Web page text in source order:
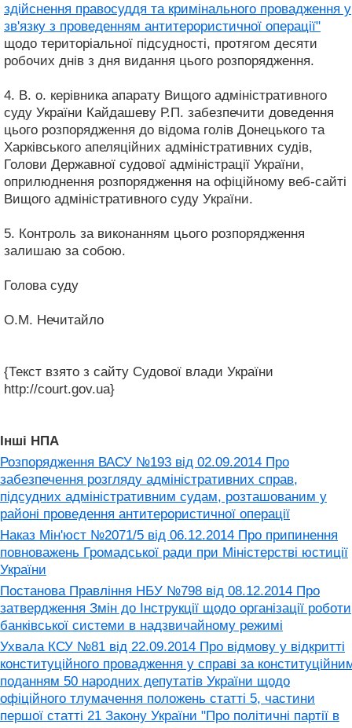
здійснення правосуддя та кримінального провадження у
зв'язку з проведенням антитерористичної операції"
щодо територіальної підсудності, протягом десяти
робочих днів з дня видання цього розпорядження.
4. В. о. керівника апарату Вищого адміністративного
суду України Кайдашеву Р.П. забезпечити доведення
цього розпорядження до відома голів Донецького та
Харківського апеляційних адміністративних судів,
Голови Державної судової адміністрації України,
оприлюднення розпорядження на офіційному веб-сайті
Вищого адміністративного суду України.
5. Контроль за виконанням цього розпорядження
залишаю за собою.
Голова суду
О.М. Нечитайло
{Текст взято з сайту Судової влади України
http://court.gov.ua}
Інші НПА
Розпорядження ВАСУ №193 від 02.09.2014 Про
забезпечення розгляду адміністративних справ,
підсудних адміністративним судам, розташованим у
районі проведення антитерористичної операції
Наказ Мін'юст №2071/5 від 06.12.2014 Про припинення
повноважень Громадської ради при Міністерстві юстиції
України
Постанова Правління НБУ №798 від 08.12.2014 Про
затвердження Змін до Інструкції щодо організації роботи
банківської системи в надзвичайному режимі
Ухвала КСУ №81 від 22.09.2014 Про відмову у відкритті
конституційного провадження у справі за
поданням 50 народних депутатів України щодо
офіційного тлумачення положень статті 5, частини
першої статті 21 Закону України "Про політичні партії в